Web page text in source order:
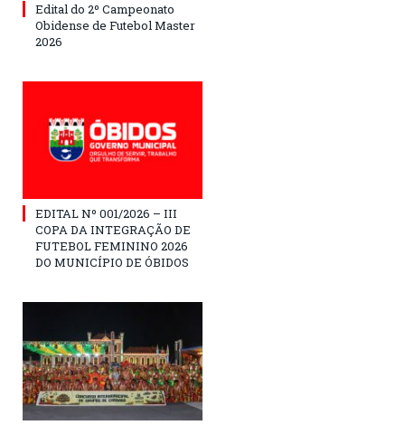
Edital do 2º Campeonato
Obidense de Futebol Master
2026
EDITAL Nº 001/2026 – III
COPA DA INTEGRAÇÃO DE
FUTEBOL FEMININO 2026
DO MUNICÍPIO DE ÓBIDOS